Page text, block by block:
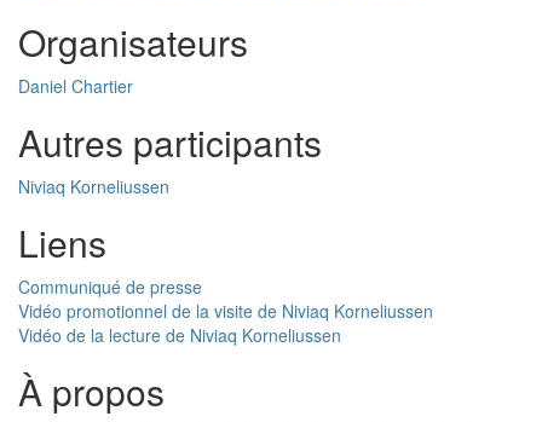
Organisateurs
Daniel Chartier
Autres participants
Niviaq Korneliussen
Liens
Communiqué de presse
Vidéo promotionnel de la visite de Niviaq Korneliussen
Vidéo de la lecture de Niviaq Korneliussen
À propos